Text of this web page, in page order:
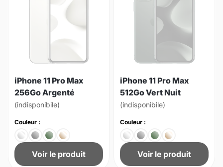
iPhone 11 Pro Max
256Go Argenté
(indisponibile)
Couleur :
Voir le produit
iPhone 11 Pro Max
512Go Vert Nuit
(indisponibile)
Couleur :
Voir le produit